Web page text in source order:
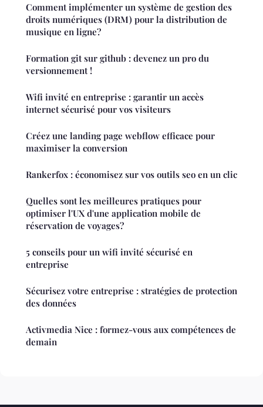
Comment implémenter un système de gestion des
droits numériques (DRM) pour la distribution de
musique en ligne?
Formation git sur github : devenez un pro du
versionnement !
Wifi invité en entreprise : garantir un accès
internet sécurisé pour vos visiteurs
Créez une landing page webflow efficace pour
maximiser la conversion
Rankerfox : économisez sur vos outils seo en un clic
Quelles sont les meilleures pratiques pour
optimiser l'UX d'une application mobile de
réservation de voyages?
5 conseils pour un wifi invité sécurisé en
entreprise
Sécurisez votre entreprise : stratégies de protection
des données
Activmedia Nice : formez-vous aux compétences de
demain